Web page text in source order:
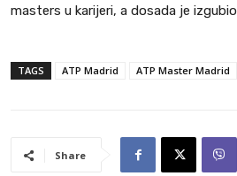
masters u karijeri, a dosada je izgubio
TAGS ATP Madrid ATP Master Madrid
Share